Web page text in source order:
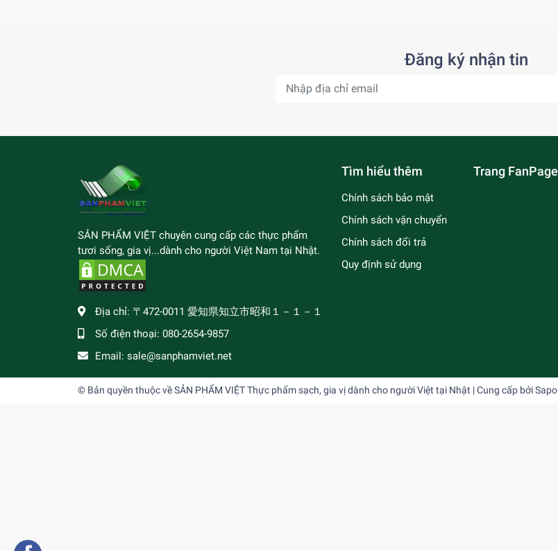
Đăng ký nhận tin
SẢN PHẨM VIỆT chuyên cung cấp các thực phẩm
tươi sống, gia vị...dành cho người Việt Nam tại Nhật.
Địa chỉ: 〒472-0011 愛知県知立市昭和１－１－１
Số điện thoại: 080-2654-9857
Email: sale@sanphamviet.net
Tìm hiểu thêm
Chính sách bảo mật
Chính sách vận chuyển
Chính sách đổi trả
Quy định sử dụng
Trang FanPage
© Bản quyền thuộc vềSẢN PHẨM VIỆT Thực phẩm sạch, gia vị dành cho người Việt tại Nhật | Cung cấp bởiSapo